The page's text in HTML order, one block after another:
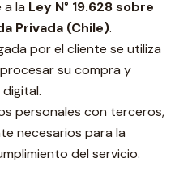
la Ley N° 19.628 sobre
Privada (Chile).
por el cliente se utiliza
su compra y
personales con terceros,
necesarios para la
del servicio.